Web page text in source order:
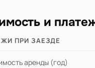
и
ПРИ ЗАЕЗДЕ
аренды (год)